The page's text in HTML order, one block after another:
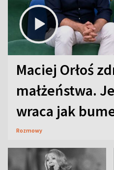
Maciej Orłoś
małżeństwa.
wraca jak
Rozmowy